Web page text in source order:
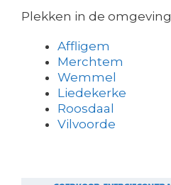
Plekken in de omgeving
Affligem
Merchtem
Wemmel
Liedekerke
Roosdaal
Vilvoorde